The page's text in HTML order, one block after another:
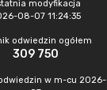
modyfikacja
08-07 11:24:35
odwiedzin ogółem
309 750
w m-cu 2026-